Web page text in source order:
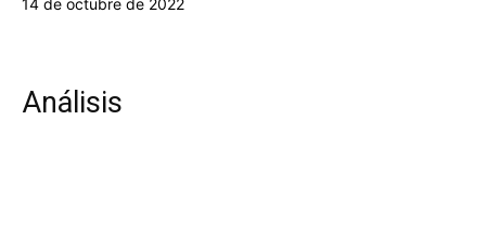
14 de octubre de 2022
Análisis